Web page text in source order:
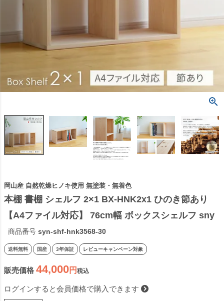
岡山産 自然乾燥ヒノキ使用 無塗装・無着色
本棚 書棚 シェルフ 2×1 BX-HNK2x1 ひのき節あり
【A4ファイル対応】 76cm幅 ボックスシェルフ sny
work's 完成品 天然素材 無垢材 無塗装 木製 日本製
シャイニーワークス【受注】 2506SS
商品番号 syn-shf-hnk3568-30
送料無料 国産 3年保証 レビューキャンペーン対象
販売価格 44,000 税込
ログインすると会員価格で購入できます